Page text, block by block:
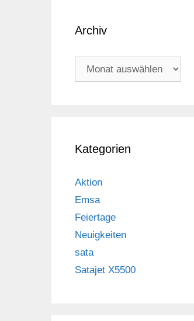
Archiv
Archiv
Kategorien
Aktion
Emsa
Feiertage
Neuigkeiten
sata
Satajet X5500